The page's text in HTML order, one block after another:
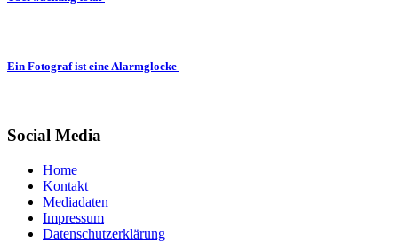
Ein Fotograf ist eine Alarmglocke
Social Media
Home
Kontakt
Mediadaten
Impressum
Datenschutzerklärung